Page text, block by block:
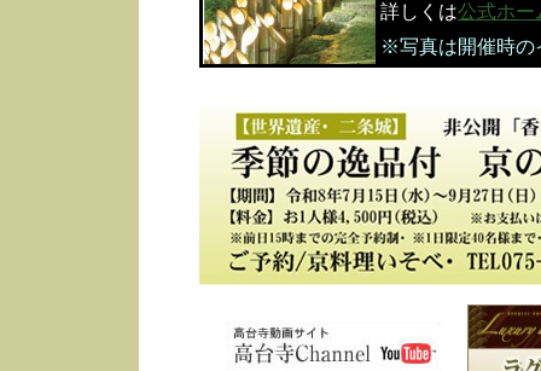
詳しくは公式ホー
※写真は開催時の